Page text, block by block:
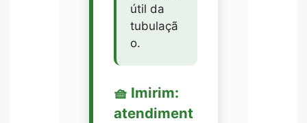
útil da
tubulaçã
o.
🧺 Imirim:
atendiment